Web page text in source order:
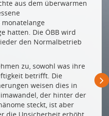
aus dem überwarmen
hatten. Die ÖBB wird
den Normalbetrieb
zu, sowohl was ihre
betrifft. Die
weisen dies in
der hinter der
steckt, ist aber